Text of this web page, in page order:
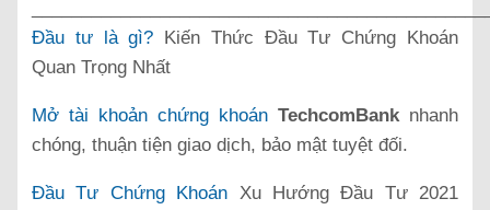
Đầu tư là gì? Kiến Thức Đầu Tư Chứng Khoán
Quan Trọng Nhất
Mở tài khoản chứng khoán TechcomBank nhanh
chóng, thuận tiện giao dịch, bảo mật tuyệt đối.
Đầu Tư Chứng Khoán Xu Hướng Đầu Tư 2021